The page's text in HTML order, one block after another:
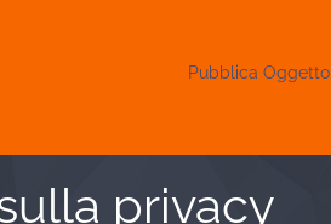
Pubblica Oggetto
privacy